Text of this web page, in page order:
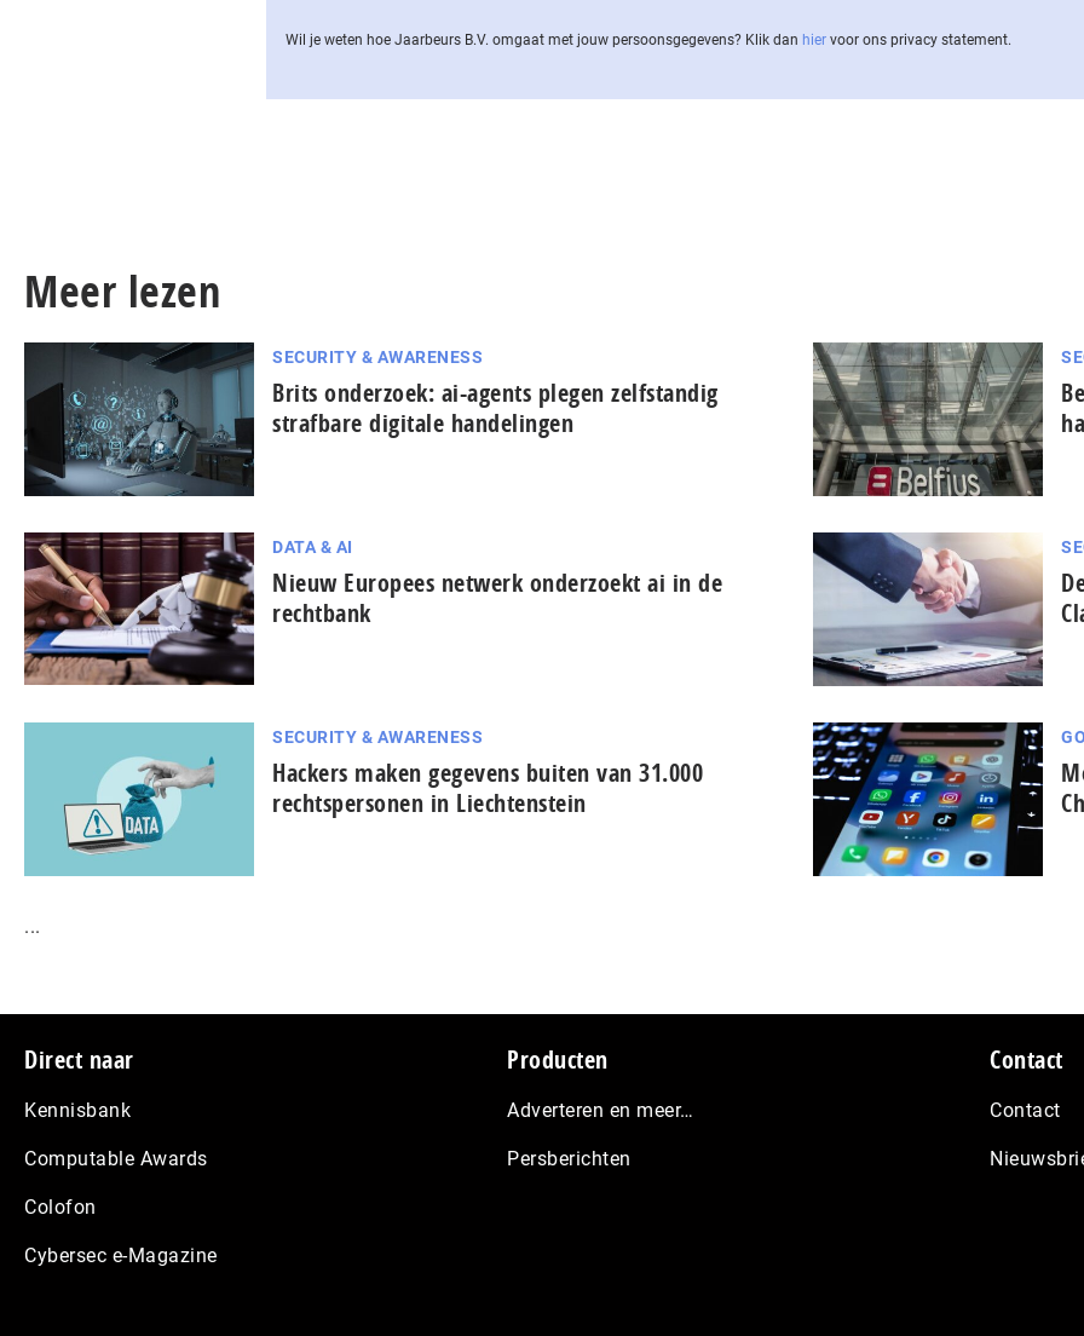
Wil je weten hoe Jaarbeurs B.V. omgaat met jouw per­soons­ge­ge­vens? Klik dan hier voor ons privacy statement.
Meer lezen
SECURITY & AWARENESS
Brits onderzoek: ai-agents plegen zelfstandig
strafbare digitale handelingen
DATA & AI
Nieuw Europees netwerk onderzoekt ai in de
rechtbank
SECURITY & AWARENESS
Hackers maken gegevens buiten van 31.000
rechtspersonen in Liechtenstein
...
Footer
Direct naar
Kennisbank
Computable Awards
Colofon
Cybersec e-Magazine
Producten
Adverteren en meer…
Persberichten
Contact
Contact